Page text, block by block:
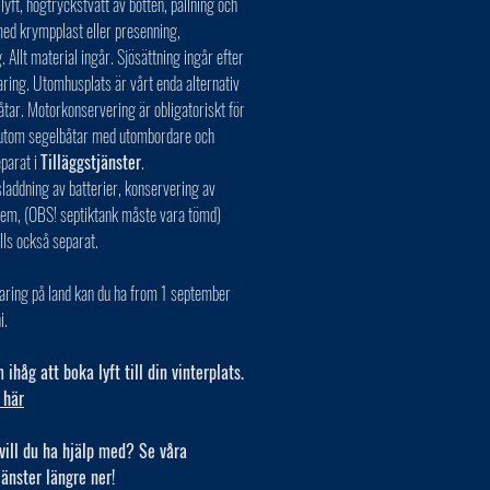
krympplast eller presenning,
Allt material ingår. Sjösättning ingår efter
Utomhusplats är vårt enda alternativ
Motorkonservering är obligatoriskt för
segelbåtar med utombordare och
iTilläggstjänster.
av batterier, konservering av
(OBS! septiktank måste vara tömd)
också separat.
på land kan du ha from 1 september
ihåg att boka lyft till din vinterplats.
du ha hjälp med? Se våra
längre ner!